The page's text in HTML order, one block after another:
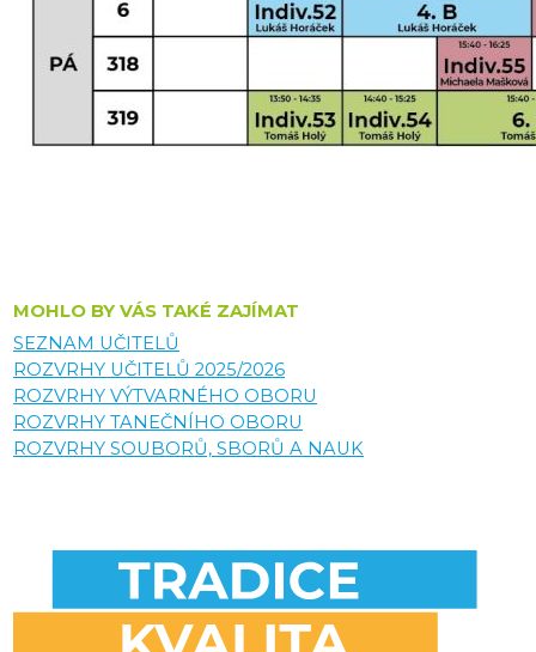
MOHLO BY VÁS TAKÉ ZAJÍMAT
SEZNAM UČITELŮ
ROZVRHY UČITELŮ 2025/2026
ROZVRHY VÝTVARNÉHO OBORU
ROZVRHY TANEČNÍHO OBORU
ROZVRHY SOUBORŮ, SBORŮ A NAUK